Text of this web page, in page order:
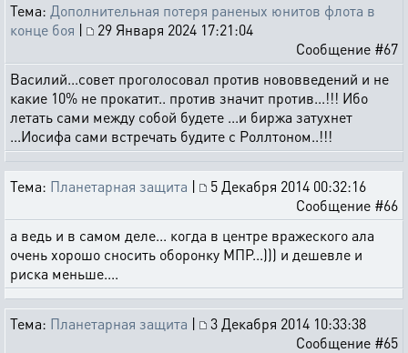
Тема: Дополнительная потеря раненых юнитов флота в
конце боя |
29 Января 2024 17:21:04
Сообщение #67
Василий...совет проголосовал против нововведений и не
какие 10% не прокатит.. против значит против...!!! Ибо
летать сами между собой будете ...и биржа затухнет
...Иосифа сами встречать будите с Роллтоном..!!!
Тема: Планетарная защита |
5 Декабря 2014 00:32:16
Сообщение #66
а ведь и в самом деле... когда в центре вражеского ала
очень хорошо сносить оборонку МПР...))) и дешевле и
риска меньше....
Тема: Планетарная защита |
3 Декабря 2014 10:33:38
Сообщение #65